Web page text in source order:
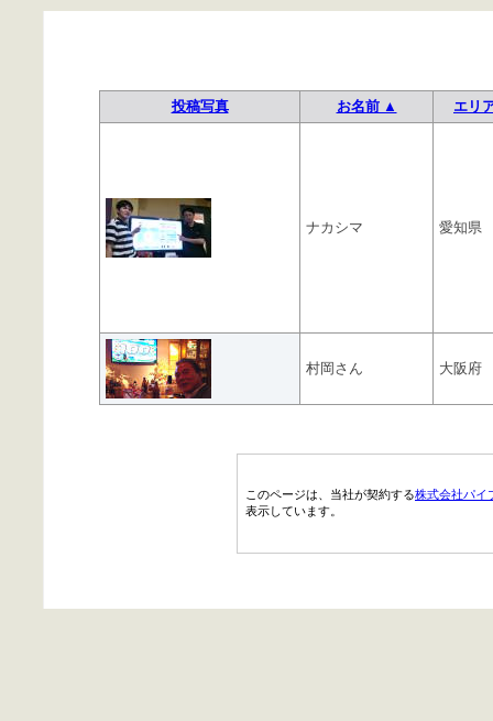
投稿写真 お名前 ▲ エリ
ナカシマ 愛知県
村岡さん 大阪府
このページは、当社が契約する株式会社パイ
表示しています。